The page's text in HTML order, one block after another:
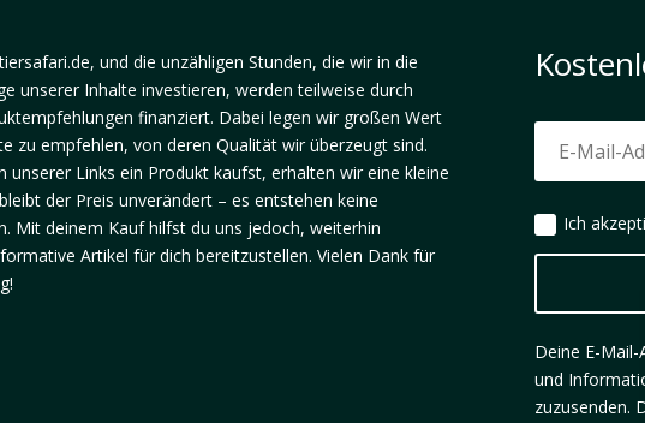
und die unzähligen Stunden, die wir in die
unserer Inhalte investieren, werden teilweise durch
finanziert. Dabei legen wir großen Wert
zu empfehlen, von deren Qualität wir überzeugt sind.
unserer Links ein Produkt kaufst, erhalten wir eine kleine
der Preis unverändert – es entstehen keine
Mit deinem Kauf hilfst du uns jedoch, weiterhin
Artikel für dich bereitzustellen. Vielen Dank für
Ich
Deine E-
und
zuzusenden.